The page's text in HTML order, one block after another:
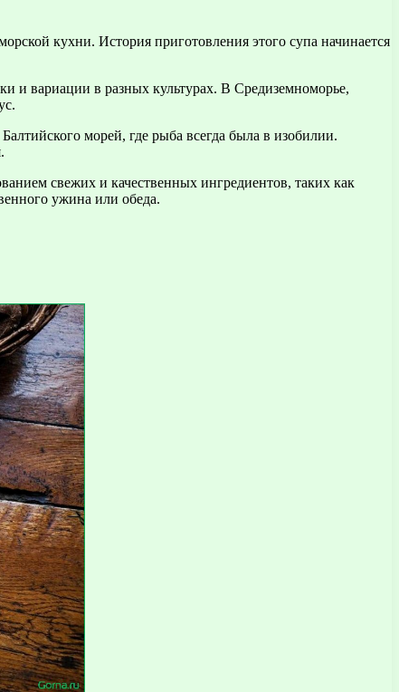
кухни. История приготовления этого супа начинается
и вариации в разных культурах. В Средиземноморье,
морей, где рыба всегда была в изобилии.
свежих и качественных ингредиентов, таких как
ужина или обеда.